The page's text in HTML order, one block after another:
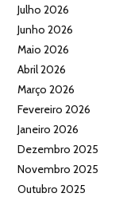
Julho 2026
Junho 2026
Maio 2026
Abril 2026
Março 2026
Fevereiro 2026
Janeiro 2026
Dezembro 2025
Novembro 2025
Outubro 2025